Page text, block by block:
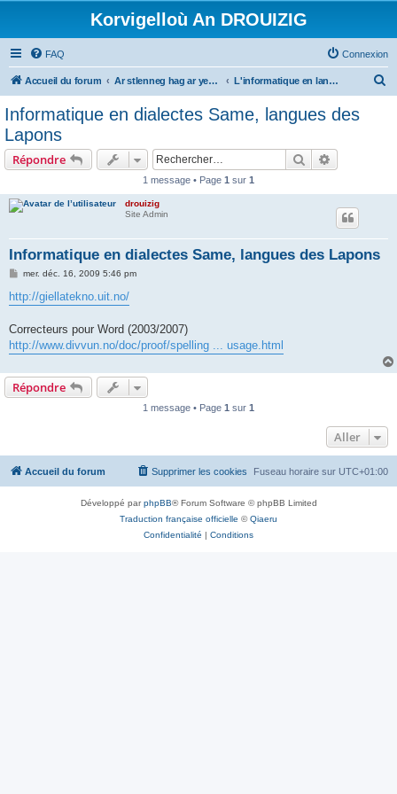
Korvigelloù An DROUIZIG
FAQ Connexion
Accueil du forum Ar stlenneg hag ar yezhoù bihan er bed a-bezh L'informatique en langues régionales et minoritaires
Informatique en dialectes Same, langues des
Lapons
Répondre Rechercher
1 message • Page 1 sur 1
drouizig
Site Admin
Informatique en dialectes Same, langues des Lapons
M
s
s
g
e
mer. déc. 16, 2009 5:46 pm
http://giellatekno.uit.no/
Correcteurs pour Word (2003/2007)
http://www.divvun.no/doc/proof/spelling ... usage.html
Répondre
1 message • Page 1 sur 1
Aller
Accueil du forum Fuseau horaire sur UTC+01:00
Supprimer les cookies
Développé parphpBB® Forum Software © phpBB Limited
Traduction française officielle ©Qiaeru
Confidentialité | Conditions